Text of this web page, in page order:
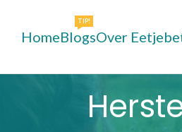
HomeBlogs
TIP!
Over